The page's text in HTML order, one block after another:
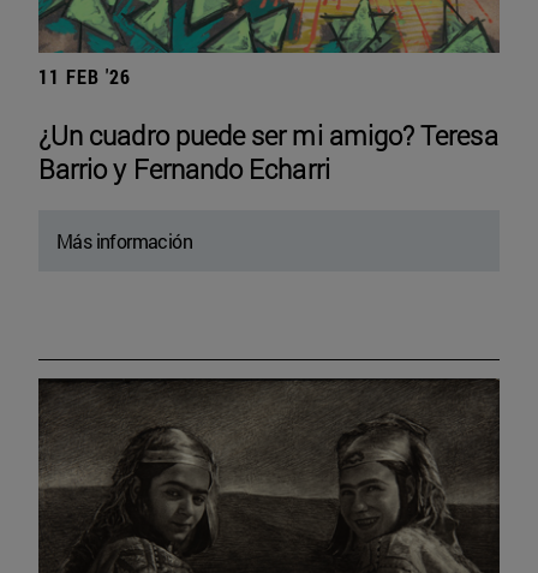
11 FEB '26
¿Un cuadro puede ser mi amigo? Teresa
Barrio y Fernando Echarri
Más información